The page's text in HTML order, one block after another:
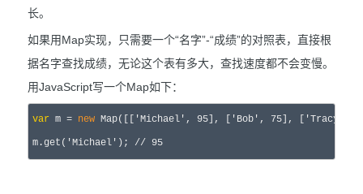
长。
如果用Map实现，只需要一个“名字”-“成绩”的对照表，直接根
据名字查找成绩，无论这个表有多大，查找速度都不会变慢。
用JavaScript写一个Map如下：
var m = new Map([['Michael', 95], ['Bob', 75], ['Tracy',
m.get( 'Michael'); // 95